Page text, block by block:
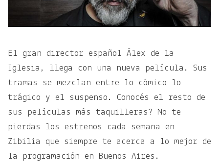
El gran director español Álex de la
Iglesia, llega con una nueva película. Sus
tramas se mezclan entre lo cómico lo
trágico y el suspenso. Conocés el resto de
sus películas más taquilleras? No te
pierdas los estrenos cada semana en
Zibilia que siempre te acerca a lo mejor de
la programación en Buenos Aires.